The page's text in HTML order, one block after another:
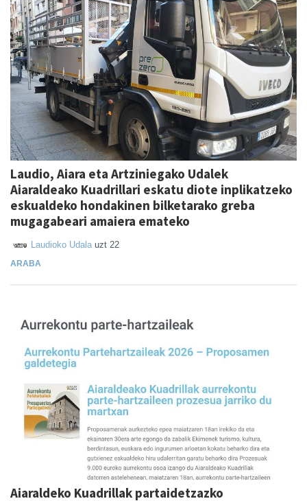
Laudio, Aiara eta Artziniegako Udalek
Aiaraldeako Kuadrillari eskatu diote inplikatzeko
eskualdeko hondakinen bilketarako greba
mugagabeari amaiera emateko
Laudioko Udala uzt 22
ARABA
Aiaraldeko Kuadrillak partaidetzazko